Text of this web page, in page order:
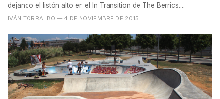
dejando el listón alto en el In Transition de The Berrics....
IVÁN TORRALBO — 4 DE NOVIEMBRE DE 2015